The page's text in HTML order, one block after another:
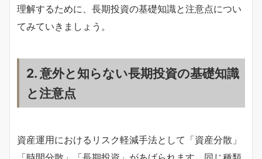
理解するために、長期投資の基礎知識と注意点につい
てみていきましょう。
2. 意外と知らない長期投資の基礎知識
と注意点
資産運用におけるリスク軽減手法として「資産分散」